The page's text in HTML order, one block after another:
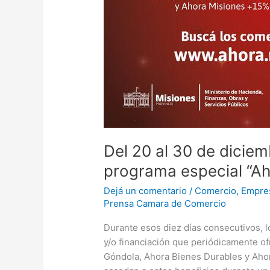
Del 20 al 30 de
programa especial
Dejá un comentario / Comercio,
Prensa Camara de Comercio
Durante esos diez días consecutivos,
y/o financiación que periódicamente
Góndola, Ahora Bienes Durables y